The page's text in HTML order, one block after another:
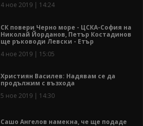
4 ное 2019 | 14:24
СК повери Черно море - ЦСКА-София на
Николай Йорданов, Петър Костадинов
ще ръководи Левски - Етър
4 ное 2019 | 15:05
Християн Василев: Надявам се да
продължим с възхода
5 ное 2019 | 14:30
Сашо Ангелов намекна, че ще подаде